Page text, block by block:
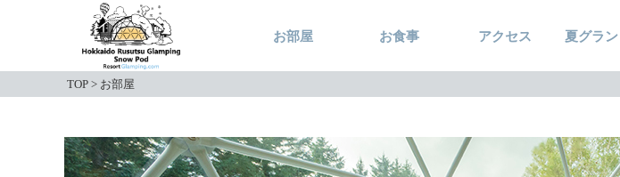
お部屋 お食事 アクセス 夏グラ
TOP> お部屋